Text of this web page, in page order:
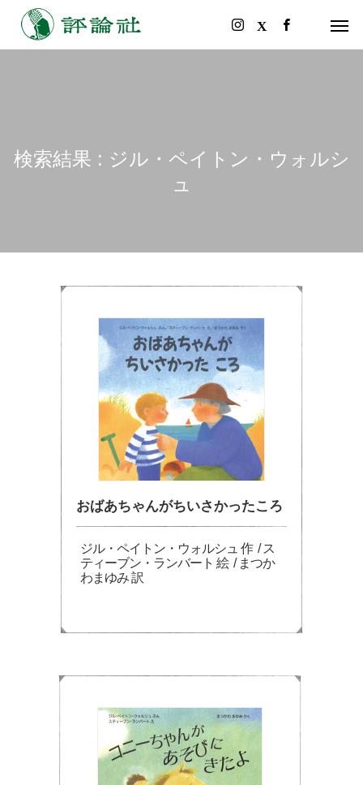
検索結果 : ジル・ペイトン・ウォルシ
ュ
おばあちゃんがちいさかったころ
ジル・ペイトン・ウォルシュ 作 / ス
ティーブン・ランバート 絵 / まつか
わまゆみ 訳